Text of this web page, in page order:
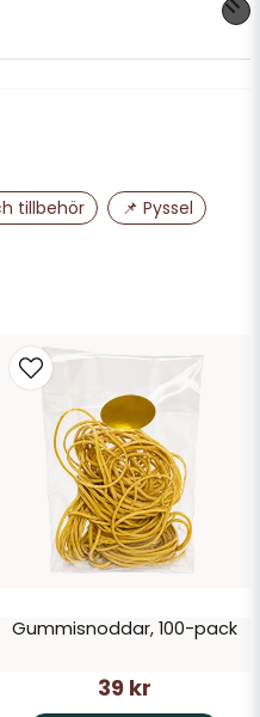
fråga
fråga
Gummisnoddar, 100-pack
39 kr
tillbehör 📌 Pyssel